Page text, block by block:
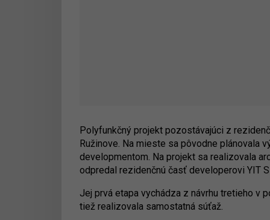
Polyfunkčný projekt pozostávajúci z
Ružinove. Na mieste sa pôvodne plánovala
developmentom. Na projekt sa realizovala
odpredal rezidenčnú časť developerovi YIT
Jej prvá etapa vychádza z návrhu tretieho v
tiež realizovala samostatná súťaž.